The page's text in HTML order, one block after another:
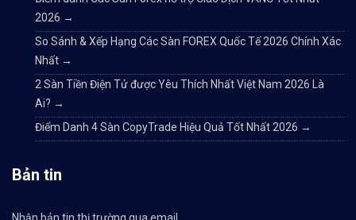
2026 →
So Sánh & Xếp Hạng Các Sàn FOREX Quốc Tế 2026 Chính Xác
Nhất →
2 Sàn Tiền Điện Tử được Yêu Thích Nhất Việt Nam 2026 Là
Ai? →
Điểm Danh 4 Sàn CopyTrade Hiệu Quả Tốt Nhất 2026 →
Bản tin
Nhận bản tin thị trường qua email